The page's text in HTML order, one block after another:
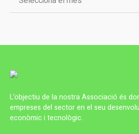
L’objectiu de la nostra Associació és
empreses del sector en el seu
econòmic i tecnològic.